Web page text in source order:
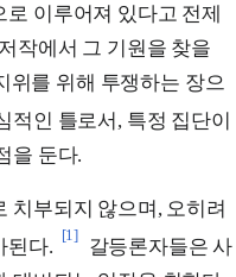
이루어져 있다고 전제
작에서 그 기원을 찾을
위를 위해 투쟁하는 장으
적인 틀로서, 특정 집단이
을 둔다.
치부되지 않으며, 오히려
된다.
[1]
갈등론자들은 사